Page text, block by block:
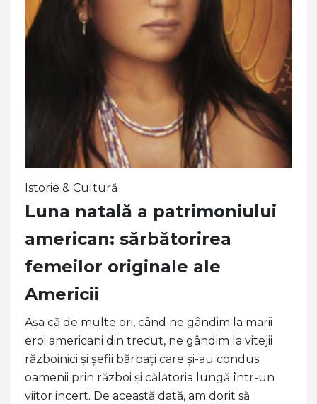
Istorie & Cultură
Luna natală a patrimoniului
american: sărbătorirea
femeilor originale ale
Americii
Așa că de multe ori, când ne gândim la marii
eroi americani din trecut, ne gândim la vitejii
războinici și șefii bărbați care și-au condus
oamenii prin război și călătoria lungă într-un
viitor incert. De această dată, am dorit să